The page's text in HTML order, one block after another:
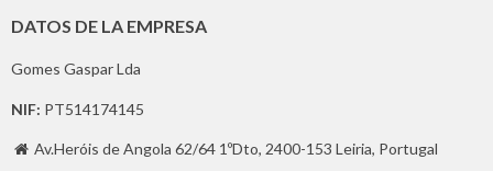
DATOS DE LA EMPRESA
Gomes Gaspar Lda
NIF: PT514174145
 Av.Heróis de Angola 62/64 1ºDto, 2400-153 Leiria, Portugal